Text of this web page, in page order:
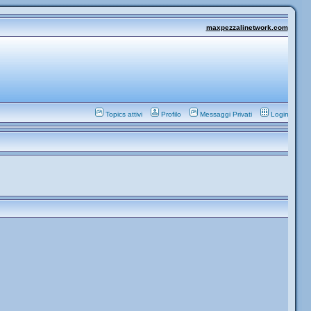
maxpezzalinetwork.com
Topics attivi Profilo Messaggi Privati Login